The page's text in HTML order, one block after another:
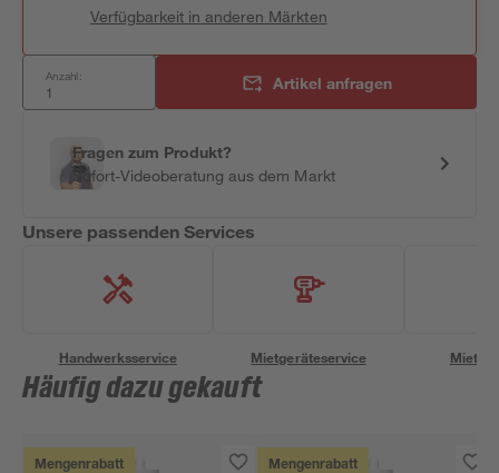
Verfügbarkeit in anderen Märkten
Anzahl: Artikel anfragen
Fragen zum Produkt?
Sofort-Videoberatung aus dem Markt
Unsere passenden Services
Handwerksservice Mietgeräteservice
Häufig dazu gekauft
Mengenrabatt Mengenrabatt